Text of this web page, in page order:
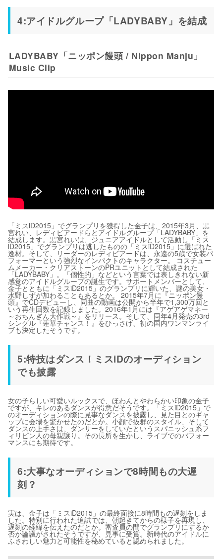
4:アイドルグループ「LADYBABY」を結成
LADYBABY「ニッポン饅頭 / Nippon Manju」
Music Clip
「ミスiD2015」でグランプリを獲得した金子は、2015年3月、黒
宮れい、レディビアードらとアイドルグループ「LADYBABY」を
結成します。黒宮れいは、ジュニアアイドルとして活動し「ミス
iD2015」でグランプリは逃したものの「ミスiD2015」に選ばれた
逸材。そして、リーダーのレディビアードは、永遠の5歳で女装パ
フォーマーという強烈なインパクトのキャラクター。 コスチュー
ムメーカー・クリアストーンのPRユニットとして結成された
「LADYBABY」。「個性的」などという言葉では表しきれない新
感覚のアイドルグループの誕生です。サポートメンバーとして、
金子とともに「ミスiD2015」のグランプリに輝いた、謎の美女・
水野しずが加わることもあるとか。 2015年7月に『ニッポン饅
頭』でCDデビューし、同曲の動画は公開から半年で1,300万回と
いう再生回数を記録しました。2016年1月には『アゲアゲマネー
～おちんぎん大作戦～』をリリース。そして、同年4月発売の3rd
シングル『蓮華チャンス！』をひっさげ、初の国内ワンマンライ
ブも決定したそうです。
5:特技はダンス！ミスiDのオーディション
でも披露
女の子らしい可愛いルックスで、ほわんとやわらかい印象の金子
ですが、キレのあるダンスが得意だそうです。「ミスiD2015」で
のオーディションの際に見事なダンスを披露し、見た目とのギャ
ップに会場を驚かせたのだとか。小顔で抜群のスタイル、そして
ダンスの上手さは、ダンサーをしていたというスパニッシュ系フ
ィリピン人の母親譲り。その長所を生かし、ライブでのパフォー
マンスにも期待です。
6:大事なオーディションで8時間もの大遅
刻？
実は、金子は「ミスiD2015」の最終面接に8時間もの遅刻をしま
した。特別に行われた追試では、朝起きてからの様子を再現し、
遅刻の経緯を伝えたのだとか。審査員の間でグランプリにするか
否か論議がされたそうですが、見事に受賞。新時代のアイドルに
ふさわしい魅力と可能性を秘めていると認められました。